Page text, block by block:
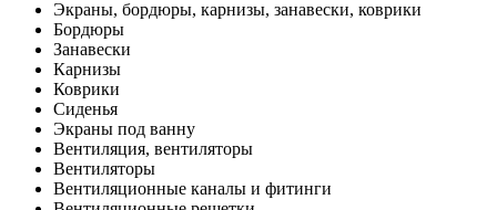
Экраны, бордюры, карнизы, занавески, коврики
Бордюры
Занавески
Карнизы
Коврики
Сиденья
Экраны под ванну
Вентиляция, вентиляторы
Вентиляторы
Вентиляционные каналы и фитинги